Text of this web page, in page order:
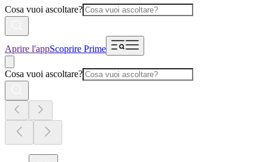
Cosa vuoi ascoltare?
Aprire l'appScoprire Prime
Cosa vuoi ascoltare?